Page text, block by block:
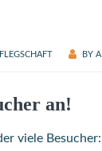
BY
an!
viele